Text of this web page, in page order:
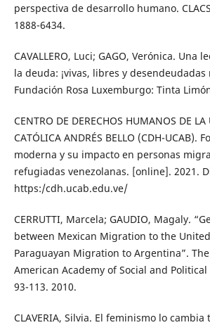
perspectiva de desarrollo humano.
1888-6434.
CAVALLERO, Luci; GAGO, Verónica. Una
la deuda: ¡vivas, libres y
Fundación Rosa Luxemburgo: Tinta
CENTRO DE DERECHOS HUMANOS DE
CATÓLICA ANDRÉS BELLO (CDH-UCAB).
moderna y su impacto en personas
refugiadas venezolanas. [online]. 2021.
https:/cdh.ucab.edu.ve/
CERRUTTI, Marcela; GAUDIO, Magaly.
between Mexican Migration to the
Paraguayan Migration to Argentina”.
American Academy of Social and Political
93-113. 2010.
CLAVERIA, Silvia. El feminismo lo